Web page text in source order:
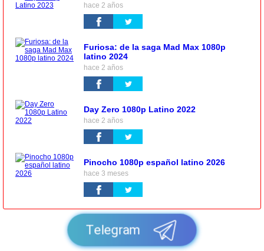
hace 2 años
Furiosa: de la saga Mad Max 1080p
latino 2024
hace 2 años
Day Zero 1080p Latino 2022
hace 2 años
Pinocho 1080p español latino 2026
hace 3 meses
Telegram